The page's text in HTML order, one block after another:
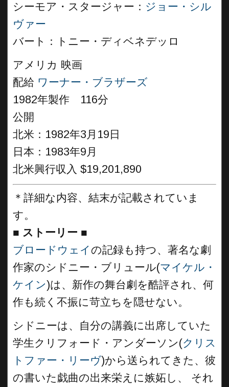
シーモア・スタージャー： ジョー・シル
ヴァー
バート：トニー・ディベネデッロ
アメリカ 映画
配給 ワーナー・ブラザーズ
1982年製作 116分
公開
北米：1982年3月19日
日本：1983年9月
北米興行収入 $19,201,890
＊詳細な内容、結末が記載されていま
す。
■ ストーリー ■
ブロードウェイの記録も持つ、著名な劇
作家のシドニー・ブリュール(マイケル・
ケイン)は、新作の舞台劇を酷評され、何
作も続く不振に苛立ちを隠せない。
シドニーは、自分の講義に出席していた
学生クリフォード・アンダーソン(クリス
トファー・リーヴ)から送られてきた、彼
の書いた戯曲の出来栄えに嫉妬し、 それ